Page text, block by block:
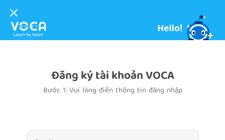
Đăng ký tài khoản VOCA
Bước 1: Vui lòng điền thông tin đăng nhập